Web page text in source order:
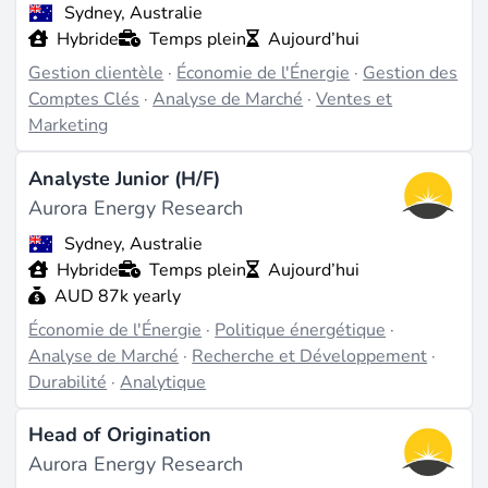
tarification de l'électricité au Texas et
l'approvisionnement réussi en énergie renouvelable
en Irlande, mettant en lumière leur expertise
analytique dans des conditions de marché en temps
réel (source :auroraer.com,zoominfo.com).
Les jalons atteints incluent des outils de prévision
pour des projets hydroélectriques au Brésil et des
impacts d'enchères aux Philippines, ainsi que des
webinaires et des sommets en cours qui engagent les
parties prenantes dans le dialogue sur la transition
énergétique. L'entreprise continue de croître, avec un
nombre d'employés approchant 1 000 et une base
d'utilisateurs robuste pour sa plateforme EOS, utilisée
par des milliers de personnes chaque semaine (source
:auroraer.com/software
Travailler chez eux
Aurora Energy Research propose une large gamme de
Sydney, Australie
Hybride
Temps plein
Aujourd’hui
Gestion clientèle · Économie de l'Énergie · Gestion des
Comptes Clés ·Analyse de Marché ·Ventes et
Marketing
Analyste Junior (H/F)
Aurora Energy Research
Sydney, Australie
Hybride
Temps plein
Aujourd’hui
AUD 87k yearly
Économie de l'Énergie · Politique énergétique ·
Analyse de Marché · Recherche et Développement ·
Durabilité ·Analytique
Head of Origination
Aurora Energy Research